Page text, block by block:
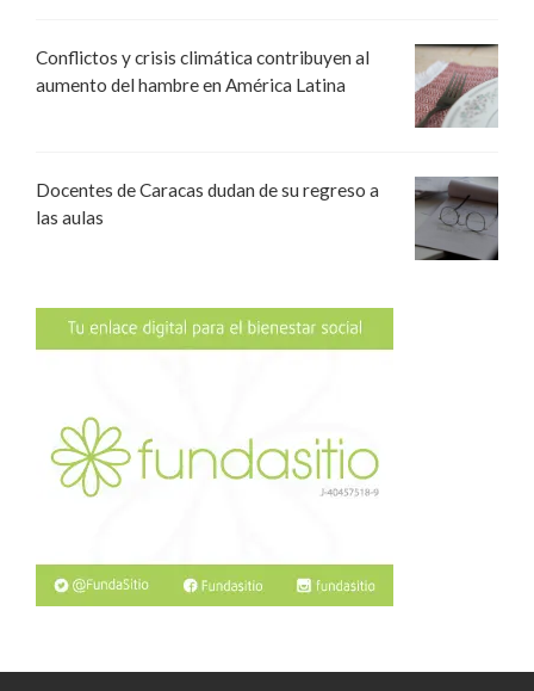
Conflictos y crisis climática contribuyen al
aumento del hambre en América Latina
Docentes de Caracas dudan de su regreso a
las aulas